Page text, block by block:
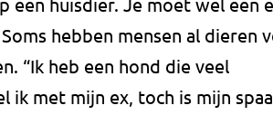
hebben mensen al dieren
“Ik heb een hond die veel
ik met mijn ex, toch is mijn